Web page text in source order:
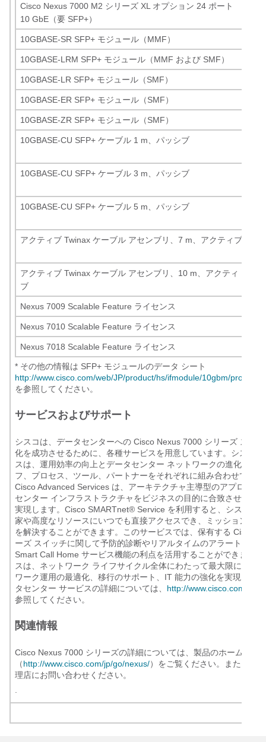
Cisco Nexus 7000 M2 シリーズ XL オプション 24 ポート
10 GbE（要 SFP+）
10GBASE-SR SFP+ モジュール（MMF）
10GBASE-LRM SFP+ モジュール（MMF および SMF）
10GBASE-LR SFP+ モジュール（SMF）
10GBASE-ER SFP+ モジュール（SMF）
10GBASE-ZR SFP+ モジュール（SMF）
10GBASE-CU SFP+ ケーブル 1 m、パッシブ
10GBASE-CU SFP+ ケーブル 3 m、パッシブ
10GBASE-CU SFP+ ケーブル 5 m、パッシブ
アクティブ Twinax ケーブル アセンブリ、7 m、アクティブ
アクティブ Twinax ケーブル アセンブリ、10 m、アクティ
ブ
Nexus 7009 Scalable Feature ライセンス
Nexus 7010 Scalable Feature ライセンス
Nexus 7018 Scalable Feature ライセンス
* その他の情報は SFP+ モジュールのデータ シート
http://www.cisco.com/web/JP/product/hs/ifmodule/10gbm/prodlit/
を参照してください。
サービスおよびサポート
シスコは、データセンターへの Cisco Nexus 7000 シリーズ スイ
化を成功させるために、各種サービスを用意しています。シスコ
スは、運用効率の向上とデータセンター ネットワークの進化を目
フ、プロセス、ツール、パートナーをそれぞれに組み合わせて提
Cisco Advanced Services は、アーキテクチャ主導型のアプローチ
センター インフラストラクチャをビジネスの目的に合致させ、長
実現します。Cisco SMARTnet® Service を利用すると、シスコの
家や高度なリソースにいつでも直接アクセスでき、ミッションク
を解決することができます。このサービスでは、保有する Cisco
ーズ スイッチに関して予防的診断やリアルタイムのアラートを提
Smart Call Home サービス機能の利点を活用することができます
スは、ネットワーク ライフサイクル全体にわたって最大限に投資
ワーク運用の最適化、移行のサポート、IT 能力の強化を実現しま
タセンター サービスの詳細については、 http://www.cisco.com/jp/
参照してください。
関連情報
Cisco Nexus 7000 シリーズの詳細については、製品のホームペー
（http://www.cisco.com/jp/go/nexus/）をご覧ください。または、
理店にお問い合わせください。